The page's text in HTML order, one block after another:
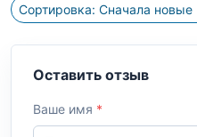
Сортировка: Сначала новые
Оставить отзыв
Ваше имя *